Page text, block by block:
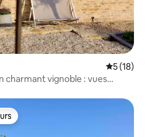
5 (18)
charmant vignoble : vues
les plus appréciés